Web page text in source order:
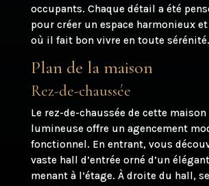
occupants. Chaque détail a été
pour créer un espace harmonieux
où il fait bon vivre en toute sérénité.
Plan de la maison
Rez-de-chaussée
Le rez-de-chaussée de cette
lumineuse offre un agencement
fonctionnel. En entrant, vous
vaste hall d’entrée orné d’un
menant à l’étage. À droite du hall,